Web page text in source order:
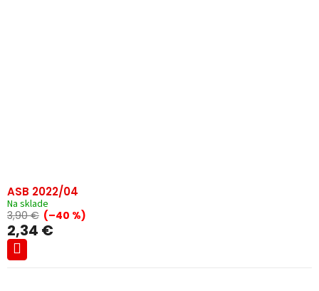
ASB 2022/04
Na sklade
3,90 € (–40 %)
2,34 €